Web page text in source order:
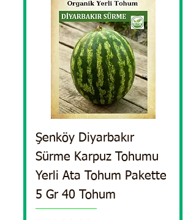
Şenköy Diyarbakır
Sürme Karpuz Tohumu
Yerli Ata Tohum Pakette
5 Gr 40 Tohum